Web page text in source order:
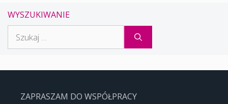
WYSZUKIWANIE
ZAPRASZAM DO WSPÓŁPRACY